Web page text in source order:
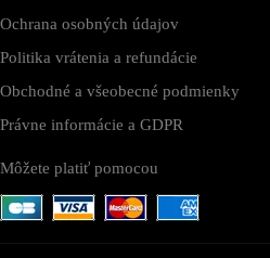
Ochrana osobných údajov
Politika vrátenia a refundácie
Obchodné a všeobecné podmienky
Právne informácie a GDPR
Môžete platiť pomocou